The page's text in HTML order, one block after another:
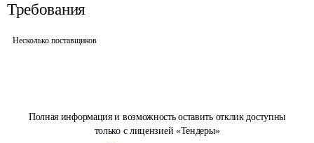
Полная информация и возможность оставить отклик доступны
только с лицензией «Тендеры»
Требования
Несколько поставщиков